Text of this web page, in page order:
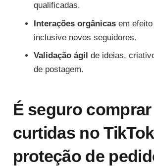
qualificadas.
Interações orgânicas em
inclusive novos seguidores.
Validação ágil de ideias,
de postagem.
É seguro comprar
curtidas no
proteção de